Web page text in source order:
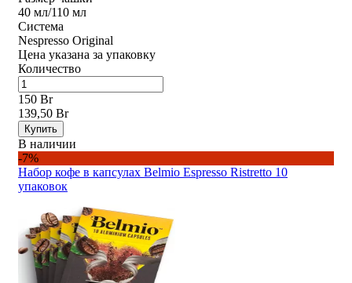
40 мл/110 мл
Система
Nespresso Original
Цена указана за упаковку
Количество
150 Br
139,50 Br
Купить
В наличии
-7%
Набор кофе в капсулах Belmio Espresso Ristretto 10
упаковок